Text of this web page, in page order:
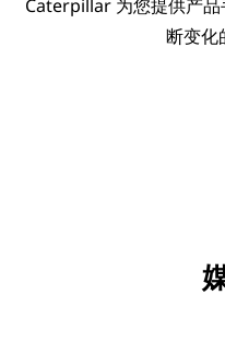
Caterpillar 为您提供产
断变化